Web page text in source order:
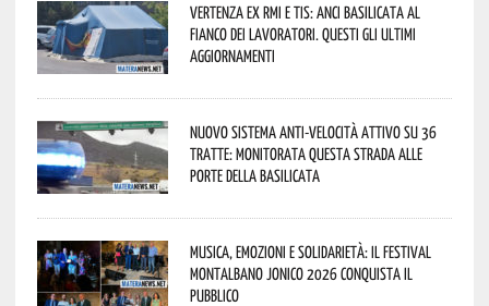
Vertenza ex RMI e TIS: ANCI Basilicata al
fianco dei lavoratori. Questi gli ultimi
aggiornamenti
Nuovo sistema anti-velocità attivo su 36
tratte: monitorata questa strada alle
porte della Basilicata
Musica, emozioni e solidarietà: il Festival
Montalbano Jonico 2026 conquista il
pubblico